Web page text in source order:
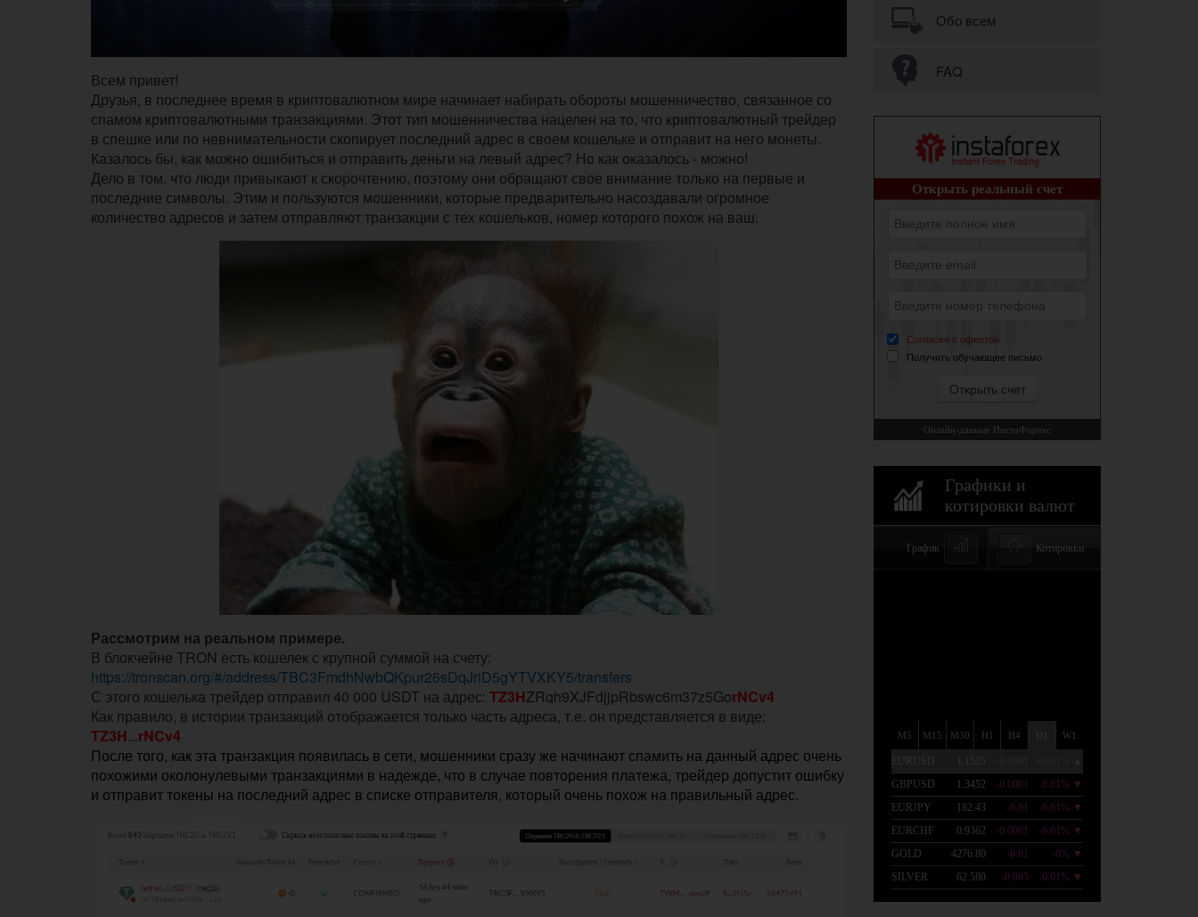
Обо всем
FAQ
Всем привет!
Друзья, в последнее время в криптовалютном мире начинает набирать обороты мошенничество, связанное со
спамом криптовалютными транзакциями. Этот тип мошенничества нацелен на то, что криптовалютный трейдер
в спешке или по невнимательности скопирует последний адрес в своем кошельке и отправит на него монеты.
Казалось бы, как можно ошибиться и отправить деньги на левый адрес? Но как оказалось - можно!
Дело в том, что люди привыкают к скорочтению, поэтому они обращают свое внимание только на первые и
последние символы. Этим и пользуются мошенники, которые предварительно насоздавали огромное
количество адресов и затем отправляют транзакции с тех кошельков, номер которого похож на ваш.
Рассмотрим на реальном примере.
В блокчейне TRON есть кошелек с крупной суммой на счету:
https://tronscan.org/#/address/TBC3FmdhNwbQKpur26sDqJriD5gYTVXKY5/transfers
С этого кошелька трейдер отправил 40 000 USDT на адрес: TZ3HZRqh9XJFdjjpRbswc6m37z5GorNCv4
Как правило, в истории транзакций отображается только часть адреса, т.е. он представляется в виде:
TZ3H...rNCv4
После того, как эта транзакция появилась в сети, мошенники сразу же начинают спамить на данный адрес очень
похожими околонулевыми транзакциями в надежде, что в случае повторения платежа, трейдер допустит ошибку
и отправит токены на последний адрес в списке отправителя, который очень похож на правильный адрес.